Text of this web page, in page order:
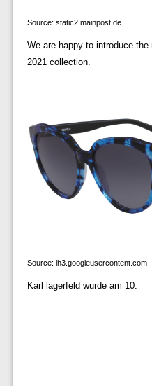
Source: static2.mainpost.de
We are happy to introduce
2021 collection.
Source: lh3.googleusercontent.com
Karl lagerfeld wurde am 10.